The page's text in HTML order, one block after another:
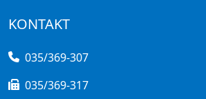
KONTAKT
035/369-307
035/369-317